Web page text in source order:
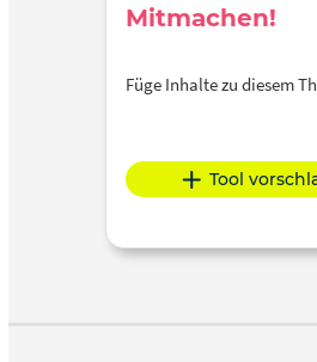
Mitmachen!
Füge Inhalte zu diesem
Tool